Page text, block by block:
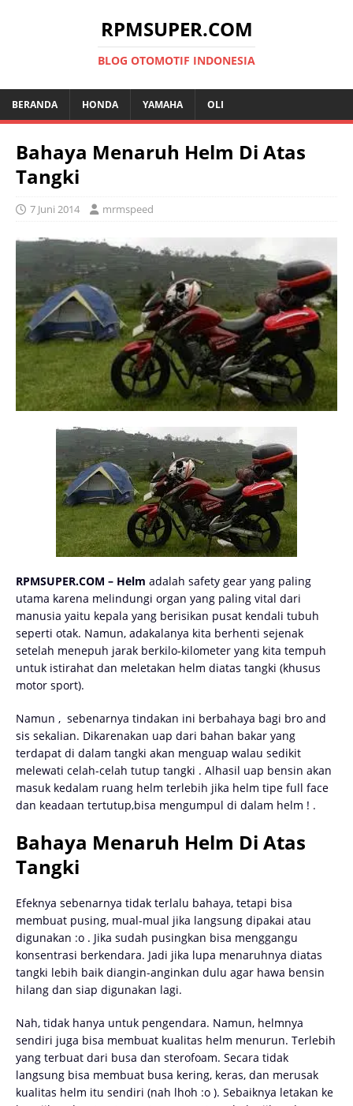
RPMSUPER.COM
BLOG OTOMOTIF INDONESIA
BERANDA HONDA YAMAHA OLI
Bahaya Menaruh Helm Di Atas
Tangki
7 Juni 2014 mrmspeed
RPMSUPER.COM – Helm adalah safety gear yang paling
utama karena melindungi organ yang paling vital dari
manusia yaitu kepala yang berisikan pusat kendali tubuh
seperti otak. Namun, adakalanya kita berhenti sejenak
setelah menepuh jarak berkilo-kilometer yang kita tempuh
untuk istirahat dan meletakan helm diatas tangki (khusus
motor sport).
Namun , sebenarnya tindakan ini berbahaya bagi bro and
sis sekalian. Dikarenakan uap dari bahan bakar yang
terdapat di dalam tangki akan menguap walau sedikit
melewati celah-celah tutup tangki . Alhasil uap bensin akan
masuk kedalam ruang helm terlebih jika helm tipe full face
dan keadaan tertutup,bisa mengumpul di dalam helm ! .
Bahaya Menaruh Helm Di Atas
Tangki
Efeknya sebenarnya tidak terlalu bahaya, tetapi bisa
membuat pusing, mual-mual jika langsung dipakai atau
digunakan :o . Jika sudah pusingkan bisa menggangu
konsentrasi berkendara. Jadi jika lupa menaruhnya diatas
tangki lebih baik diangin-anginkan dulu agar hawa bensin
hilang dan siap digunakan lagi.
Nah, tidak hanya untuk pengendara. Namun, helmnya
sendiri juga bisa membuat kualitas helm menurun. Terlebih
yang terbuat dari busa dan sterofoam. Secara tidak
langsung bisa membuat busa kering, keras, dan merusak
kualitas helm itu sendiri (nah lhoh :o ). Sebaiknya letakan ke